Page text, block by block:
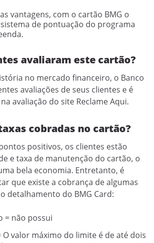
vantagens, com o cartão BMG o
de pontuação do programa
avaliaram este cartão?
no mercado financeiro, o Banco
avaliações de seus clientes e é
avaliação do site Reclame Aqui.
cobradas no cartão?
positivos, os clientes estão
e taxa de manutenção do cartão, o
bela economia. Entretanto, é
que existe a cobrança de algumas
detalhamento do BMG Card:
= não possui
valor máximo do limite é de até dois